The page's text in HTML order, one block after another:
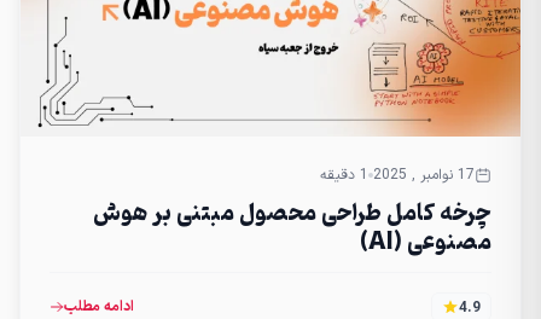
17 نوامبر , 2025 1 دقیقه
چرخه کامل طراحی محصول مبتنی بر هوش
مصنوعی (AI)
4.9 ادامه مطلب